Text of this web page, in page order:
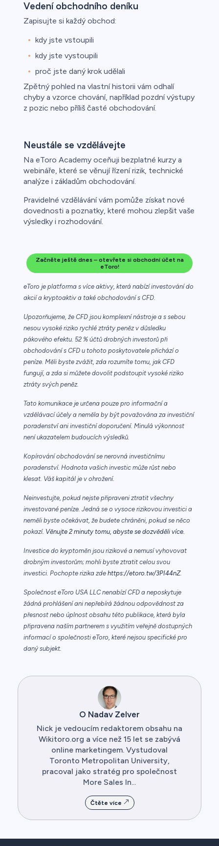
Vedení obchodního deníku
Zapisujte si každý obchod:
kdy jste vstoupili
kdy jste vystoupili
proč jste daný krok udělali
Zpětný pohled na vlastní historii vám odhalí
chyby a vzorce chování, například pozdní výstupy
z pozic nebo příliš časté obchodování.
Neustále se vzdělávejte
Na eToro Academy oceňuji bezplatné kurzy a
webináře, které se věnují řízení rizik, technické
analýze i základům obchodování.
Pravidelné vzdělávání vám pomůže získat nové
dovednosti a poznatky, které mohou zlepšit vaše
výsledky i rozhodování.
Začněte ještě dnes – otevřete si obchodní účet na
eToro!
eToro je platforma s více aktivy, která nabízí investování do
akcií a kryptoaktiv a také obchodování s CFD.
Upozorňujeme, že CFD jsou komplexní nástroje a s sebou
nesou vysoké riziko rychlé ztráty peněz v důsledku
pákového efektu. 52 % účtů drobných investorů při
obchodování s CFD u tohoto poskytovatele přichází o
peníze. Měli byste zvážit, zda rozumíte tomu, jak CFD
fungují, a zda si můžete dovolit podstoupit vysoké riziko
ztráty svých peněz.
Tato komunikace je určena pouze pro informační a
vzdělávací účely a neměla by být považována za investiční
poradenství ani investiční doporučení. Minulá výkonnost
není ukazatelem budoucích výsledků.
Kopírování obchodování se nerovná investičnímu
poradenství. Hodnota vašich investic může růst nebo
klesat. Váš kapitál je v ohrožení.
Neinvestujte, pokud nejste připraveni ztratit všechny
investované peníze. Jedná se o vysoce rizikovou investici a
neměli byste očekávat, že budete chráněni, pokud se něco
pokazí. Věnujte 2 minuty tomu, abyste se dozvěděli více.
Investice do kryptoměn jsou rizikové a nemusí vyhovovat
drobným investorům; mohli byste ztratit celou svou
investici. Pochopte rizika zde https://etoro.tw/3PI44nZ.
Společnost eToro USA LLC nenabízí CFD a neposkytuje
žádná prohlášení ani nepřebírá žádnou odpovědnost za
přesnost nebo úplnost obsahu této publikace, která byla
připravena naším partnerem s využitím veřejně dostupných
informací o společnosti eToro, které nejsou specifické pro
daný subjekt.
O Nadav Zelver
Nick je vedoucím redaktorem obsahu na
Wikitoro.org a více než 15 let se zabývá
online marketingem. Vystudoval
Toronto Metropolitan University,
pracoval jako stratég pro společnost
More Sales In...
Čtěte více